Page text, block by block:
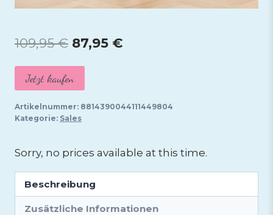
109,95€ Ursprünglicher
Preis
war:
109,95 €
87,95 €
87,95 €.
Jetzt kaufen
Artikelnummer: 8814390044111449804
Kategorie: Sales
Sorry, no prices available at this time.
Beschreibung
Zusätzliche Informationen